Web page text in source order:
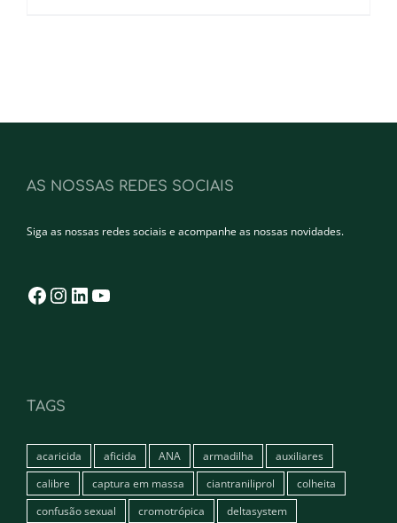
AS NOSSAS REDES SOCIAIS
Siga as nossas redes sociais e acompanhe as nossas novidades.
Facebook
Instagram
LinkedIn
TAGS
acaricida aficida ANA armadilha
auxiliares
calibre
captura em massa ciantraniliprol
colheita
confusão sexual
cromotrópica
deltasystem